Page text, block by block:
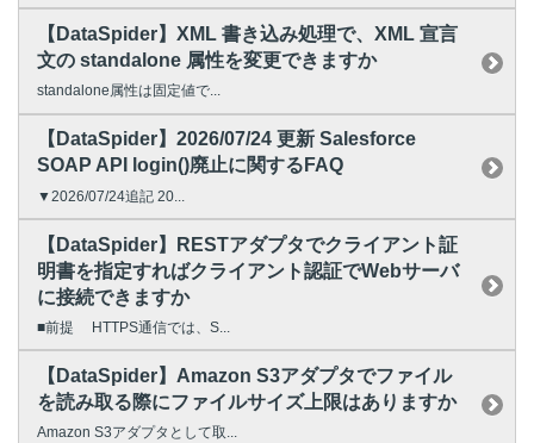
【DataSpider】XML 書き込み処理で、XML 宣言
文の standalone 属性を変更できますか
standalone属性は固定値で...
【DataSpider】2026/07/24 更新 Salesforce
SOAP API login()廃止に関するFAQ
▼2026/07/24追記 20...
【DataSpider】RESTアダプタでクライアント証
明書を指定すればクライアント認証でWebサーバ
に接続できますか
■前提 HTTPS通信では、S...
【DataSpider】Amazon S3アダプタでファイル
を読み取る際にファイルサイズ上限はありますか
Amazon S3アダプタとして取...